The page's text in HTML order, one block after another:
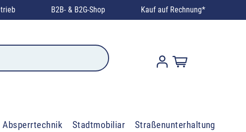
B2B- & B2G-Shop Kauf auf Rechnung*
Absperrtechnik Stadtmobiliar Straßenunterhaltung